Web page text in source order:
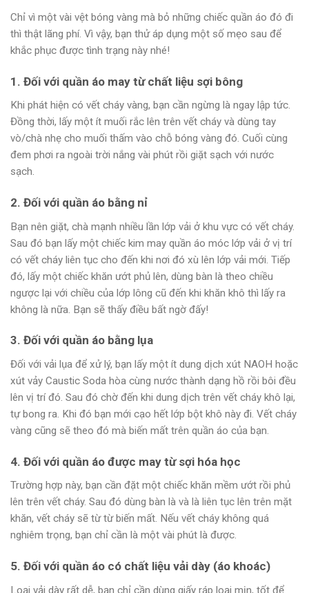
Chỉ vì một vài vệt bóng vàng mà bỏ những chiếc quần áo đó đi
thì thật lãng phí. Vì vậy, bạn thử áp dụng một số mẹo sau để
khắc phục được tình trạng này nhé!
1. Đối với quần áo may từ chất liệu sợi bông
Khi phát hiện có vết cháy vàng, bạn cần ngừng là ngay lập tức.
Đồng thời, lấy một ít muối rắc lên trên vết cháy và dùng tay
vò/chà nhẹ cho muối thấm vào chỗ bóng vàng đó. Cuối cùng
đem phơi ra ngoài trời nắng vài phút rồi giặt sạch với nước
sạch.
2. Đối với quần áo bằng nỉ
Bạn nên giặt, chà mạnh nhiều lần lớp vải ở khu vực có vết cháy.
Sau đó bạn lấy một chiếc kim may quần áo móc lớp vải ở vị trí
có vết cháy liên tục cho đến khi nơi đó xù lên lớp vải mới. Tiếp
đó, lấy một chiếc khăn ướt phủ lên, dùng bàn là theo chiều
ngược lại với chiều của lớp lông cũ đến khi khăn khô thì lấy ra
không là nữa. Bạn sẽ thấy điều bất ngờ đấy!
3. Đối với quần áo bằng lụa
Đối với vải lụa để xử lý, bạn lấy một ít dung dịch xút NAOH hoặc
xút vảy Caustic Soda hòa cùng nước thành dạng hồ rồi bôi đều
lên vị trí đó. Sau đó chờ đến khi dung dịch trên vết cháy khô lại,
tự bong ra. Khi đó bạn mới cạo hết lớp bột khô này đi. Vết cháy
vàng cũng sẽ theo đó mà biến mất trên quần áo của bạn.
4. Đối với quần áo được may từ sợi hóa học
Trường hợp này, bạn cần đặt một chiếc khăn mềm ướt rồi phủ
lên trên vết cháy. Sau đó dùng bàn là và là liên tục lên trên mặt
khăn, vết cháy sẽ từ từ biến mất. Nếu vết cháy không quá
nghiêm trọng, bạn chỉ cần là một vài phút là được.
5. Đối với quần áo có chất liệu vải dày (áo khoác)
Loại vải dày rất dễ, bạn chỉ cần dùng giấy ráp loại mịn, tốt để